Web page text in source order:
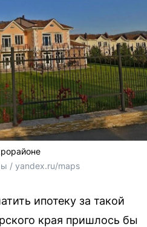
/ yandex.ru/maps
ипотеку за такой
края пришлось бы